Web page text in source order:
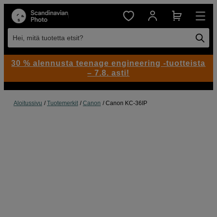
Hei, mitä tuotetta etsit?
Aloitussivu Tuotemerkit Canon Canon KC-36IP
30 % alennusta teenage engineering -tuotteista
– 7.8. asti!